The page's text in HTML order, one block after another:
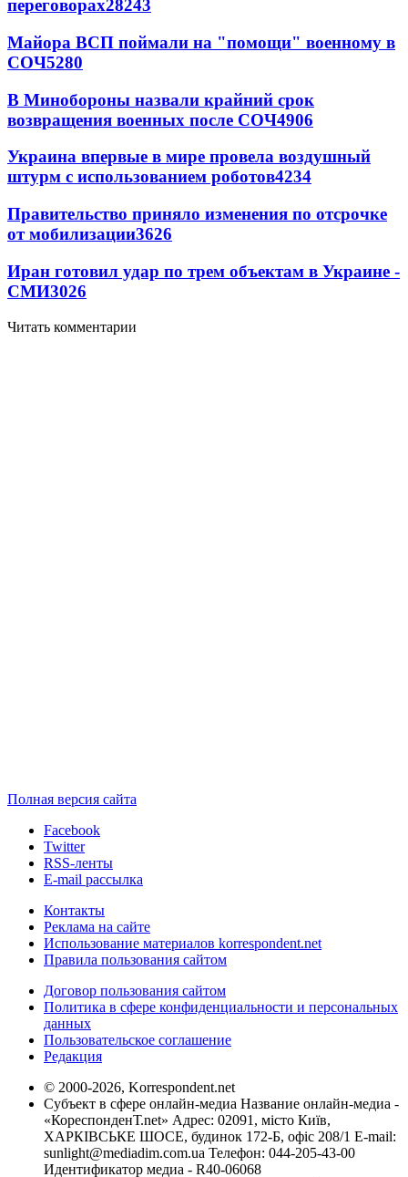
переговорах28243
Майора ВСП поймали на "помощи" военному в
СОЧ5280
В Минобороны назвали крайний срок
возвращения военных после СОЧ4906
Украина впервые в мире провела воздушный
штурм с использованием роботов4234
Правительство приняло изменения по отсрочке
от мобилизации3626
Иран готовил удар по трем объектам в Украине -
СМИ3026
Читать комментарии
Полная версия сайта
Facebook
Twitter
RSS-ленты
E-mail рассылка
Контакты
Реклама на сайте
Использование материалов korrespondent.net
Правила пользования сайтом
Договор пользования сайтом
Политика в сфере конфиденциальности и персональных
данных
Пользовательское соглашение
Редакция
© 2000-2026, Korrespondent.net
Субъект в сфере онлайн-медиа Название онлайн-медиа -
«КореспонденТ.net» Адрес: 02091, місто Київ,
ХАРКІВСЬКЕ ШОСЕ, будинок 172-Б, офіс 208/1 E-mail:
sunlight@mediadim.com.ua Телефон: 044-205-43-00
Идентификатор медиа - R40-06068